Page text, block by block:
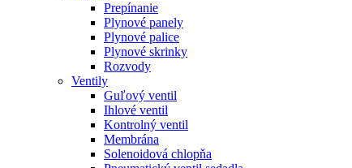
Prepínanie
Plynové panely
Plynové palice
Plynové skrinky
Rozvody
Ventily
Guľový ventil
Ihlové ventil
Kontrolný ventil
Membrána
Solenoidová chlopňa